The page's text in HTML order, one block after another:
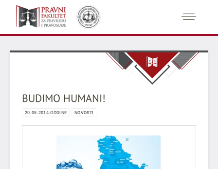
BUDIMO HUMANI!
20.05.2014.GODINE NOVOSTI